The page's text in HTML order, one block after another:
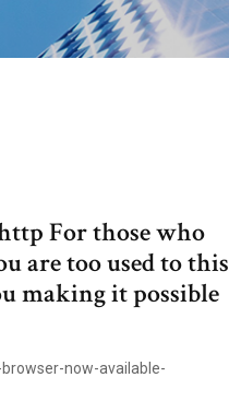
For those who
are too used to this
making it possible
now-available-